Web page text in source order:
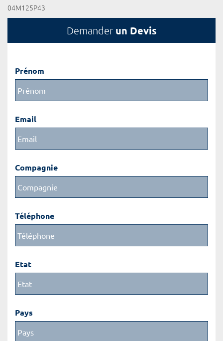
04M125P43
Demander un Devis
Prénom
Email
Compagnie
Téléphone
Etat
Pays